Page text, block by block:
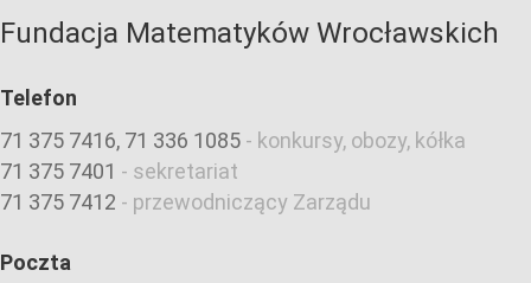
Fundacja Matematyków Wrocławskich
Telefon
71 375 7416, 71 336 1085 - konkursy, obozy, kółka
71 375 7401 - sekretariat
71 375 7412 - przewodniczący Zarządu
Poczta